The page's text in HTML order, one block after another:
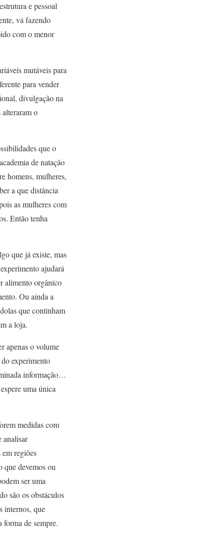
e pessoal
vá fazendo
com o menor
mutáveis para
para vender
divulgação na
o
que o
de natação
homens, mulheres,
a que distância
as mulheres com
Então tenha
que já existe, mas
ajudará
alimento orgânico
Ou ainda a
que continham
a loja.
apenas o volume
experimento
informação…
uma única
medidas com
analisar
regiões
que devemos ou
ser uma
são os obstáculos
internos, que
forma de sempre.